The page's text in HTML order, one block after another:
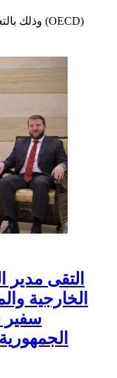
وذلك بالتعاون مع منظمة التعاون الاقتصادي والتنمية (OECD)
التقى
الخارجية
سفير